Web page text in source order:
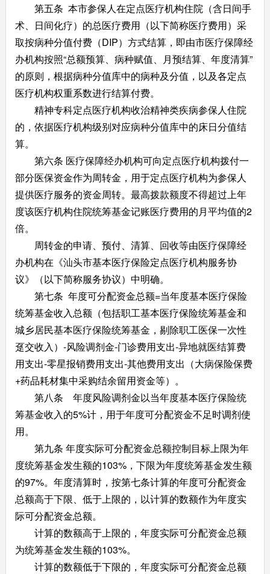
第五条 本市参保人在定点医疗机构住院（含日间手
术、日间化疗）的总医疗费用（以下简称医疗费用）采
取按病种分值付费（DIP）方式结算，即由市医疗保障经
办机构按照“总额预算、病种赋值、月预结算、年度清算”
的原则，根据病种分值库中的病种及分值，以及各定点
医疗机构权重系数进行结算付费。
精神专科定点医疗机构收治精神类疾病参保人住院
的，依据医疗机构级别对应病种分值库中的床日分值结
算。
第六条 医疗保障经办机构可向定点医疗机构拨付一
部分医保资金作为周转金，用于定点医疗机构为参保人
提供医疗服务的资金周转。最高拨款额度不得超过上年
度该医疗机构住院统筹基金记账医疗费用的月平均值的2
倍。
周转金的申请、预付、清算、回收等由医疗保障经
办机构在《汕头市基本医疗保险定点医疗机构服务协
议》（以下简称服务协议）中明确。
第七条 年度可分配资金总额=当年度基本医疗保险
统筹基金收入总额（包括职工基本医疗保险统筹基金和
城乡居民基本医疗保险统筹基金，剔除职工医保一次性
趸交收入）-风险调剂金-门诊费用支出-异地就医结算费
用支出-零星报销费用支出-其他费用支出（大病保险保费
+药品耗材集中采购结余留用资金等）。
第八条 年度风险调剂金以当年度基本医疗保险统
筹基金收入的5%计，用于年度可分配资金不足时调剂使
用。
第九条 年度实际可分配资金总额控制目标上限为年
度统筹基金发生额的103%，下限为年度统筹基金发生额
的97%。年度清算时，按第七条计算的年度可分配资金
总额高于下限、低于上限的，以计算的数额作为年度实
际可分配资金总额。
计算的数额高于上限的，年度实际可分配资金总额
为统筹基金发生额的103%。
计算的数额低于下限的，年度实际可分配资金总额